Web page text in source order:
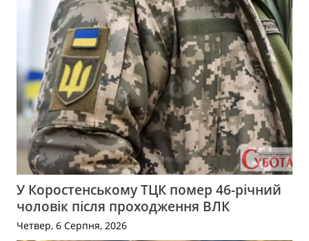
У Коростенському ТЦК помер 46-річний
чоловік після проходження ВЛК
Четвер, 6 Серпня, 2026